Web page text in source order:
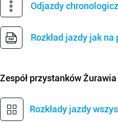
Odjazdy
Rozkład jazdy jak
Zespół przystankówŻurawia
Rozkłady jazdy